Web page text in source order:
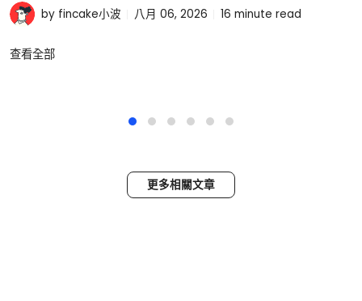
by fincake小波 八月 06, 2026 16 minute read
查看全部
更多相關文章